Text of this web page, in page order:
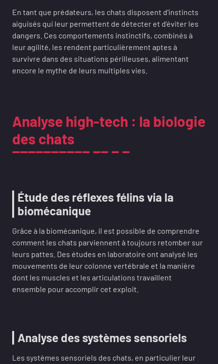
En tant que prédateurs, les chats disposent d’instincts
aiguisés qui leur permettent de détecter et d’éviter les
dangers. Ces comportements instinctifs, combinés à
leur agilité, les rendent particulièrement aptes à
survivre dans des situations périlleuses, alimentant
encore le mythe de leurs multiples vies.
Analyse high-tech : la biologie
des chats
Étude des réflexes félins via la
biomécanique
Grâce à la biomécanique, il est possible de comprendre
comment les chats parviennent à toujours retomber sur
leurs pattes. Des études en laboratoire ont analysé les
mouvements de leur colonne vertébrale et la manière
dont les muscles et les articulations travaillent
ensemble pour accomplir cet exploit.
Analyse des systèmes sensoriels
Les systèmes sensoriels des chats, en particulier leur